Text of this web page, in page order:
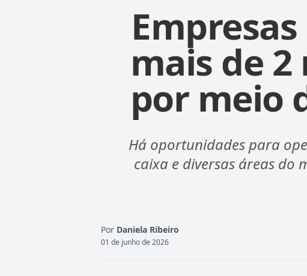
mais de
por meio
Há oportunidades para
caixa e diversas áreas do
Por Daniela Ribeiro
01 de junho de 2026